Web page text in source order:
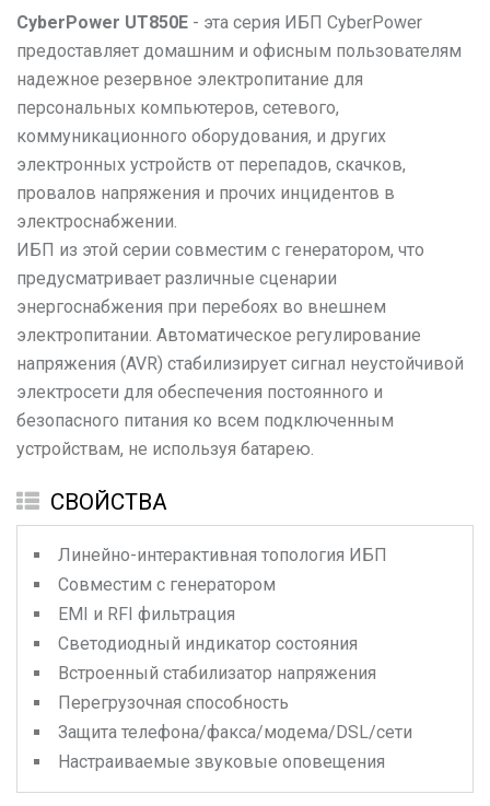
CyberPower UT850E - эта серия ИБП CyberPower
предоставляет домашним и офисным пользователям
надежное резервное электропитание для
персональных компьютеров, сетевого,
коммуникационного оборудования, и других
электронных устройств от перепадов, скачков,
провалов напряжения и прочих инцидентов в
электроснабжении.
ИБП из этой серии совместим с генератором, что
предусматривает различные сценарии
энергоснабжения при перебоях во внешнем
электропитании. Автоматическое регулирование
напряжения (AVR) стабилизирует сигнал неустойчивой
электросети для обеспечения постоянного и
безопасного питания ко всем подключенным
устройствам, не используя батарею.
СВОЙСТВА
Линейно-интерактивная топология ИБП
Совместим с генератором
EMI и RFI фильтрация
Светодиодный индикатор состояния
Встроенный стабилизатор напряжения
Перегрузочная способность
Защита телефона/факса/модема/DSL/сети
Настраиваемые звуковые оповещения